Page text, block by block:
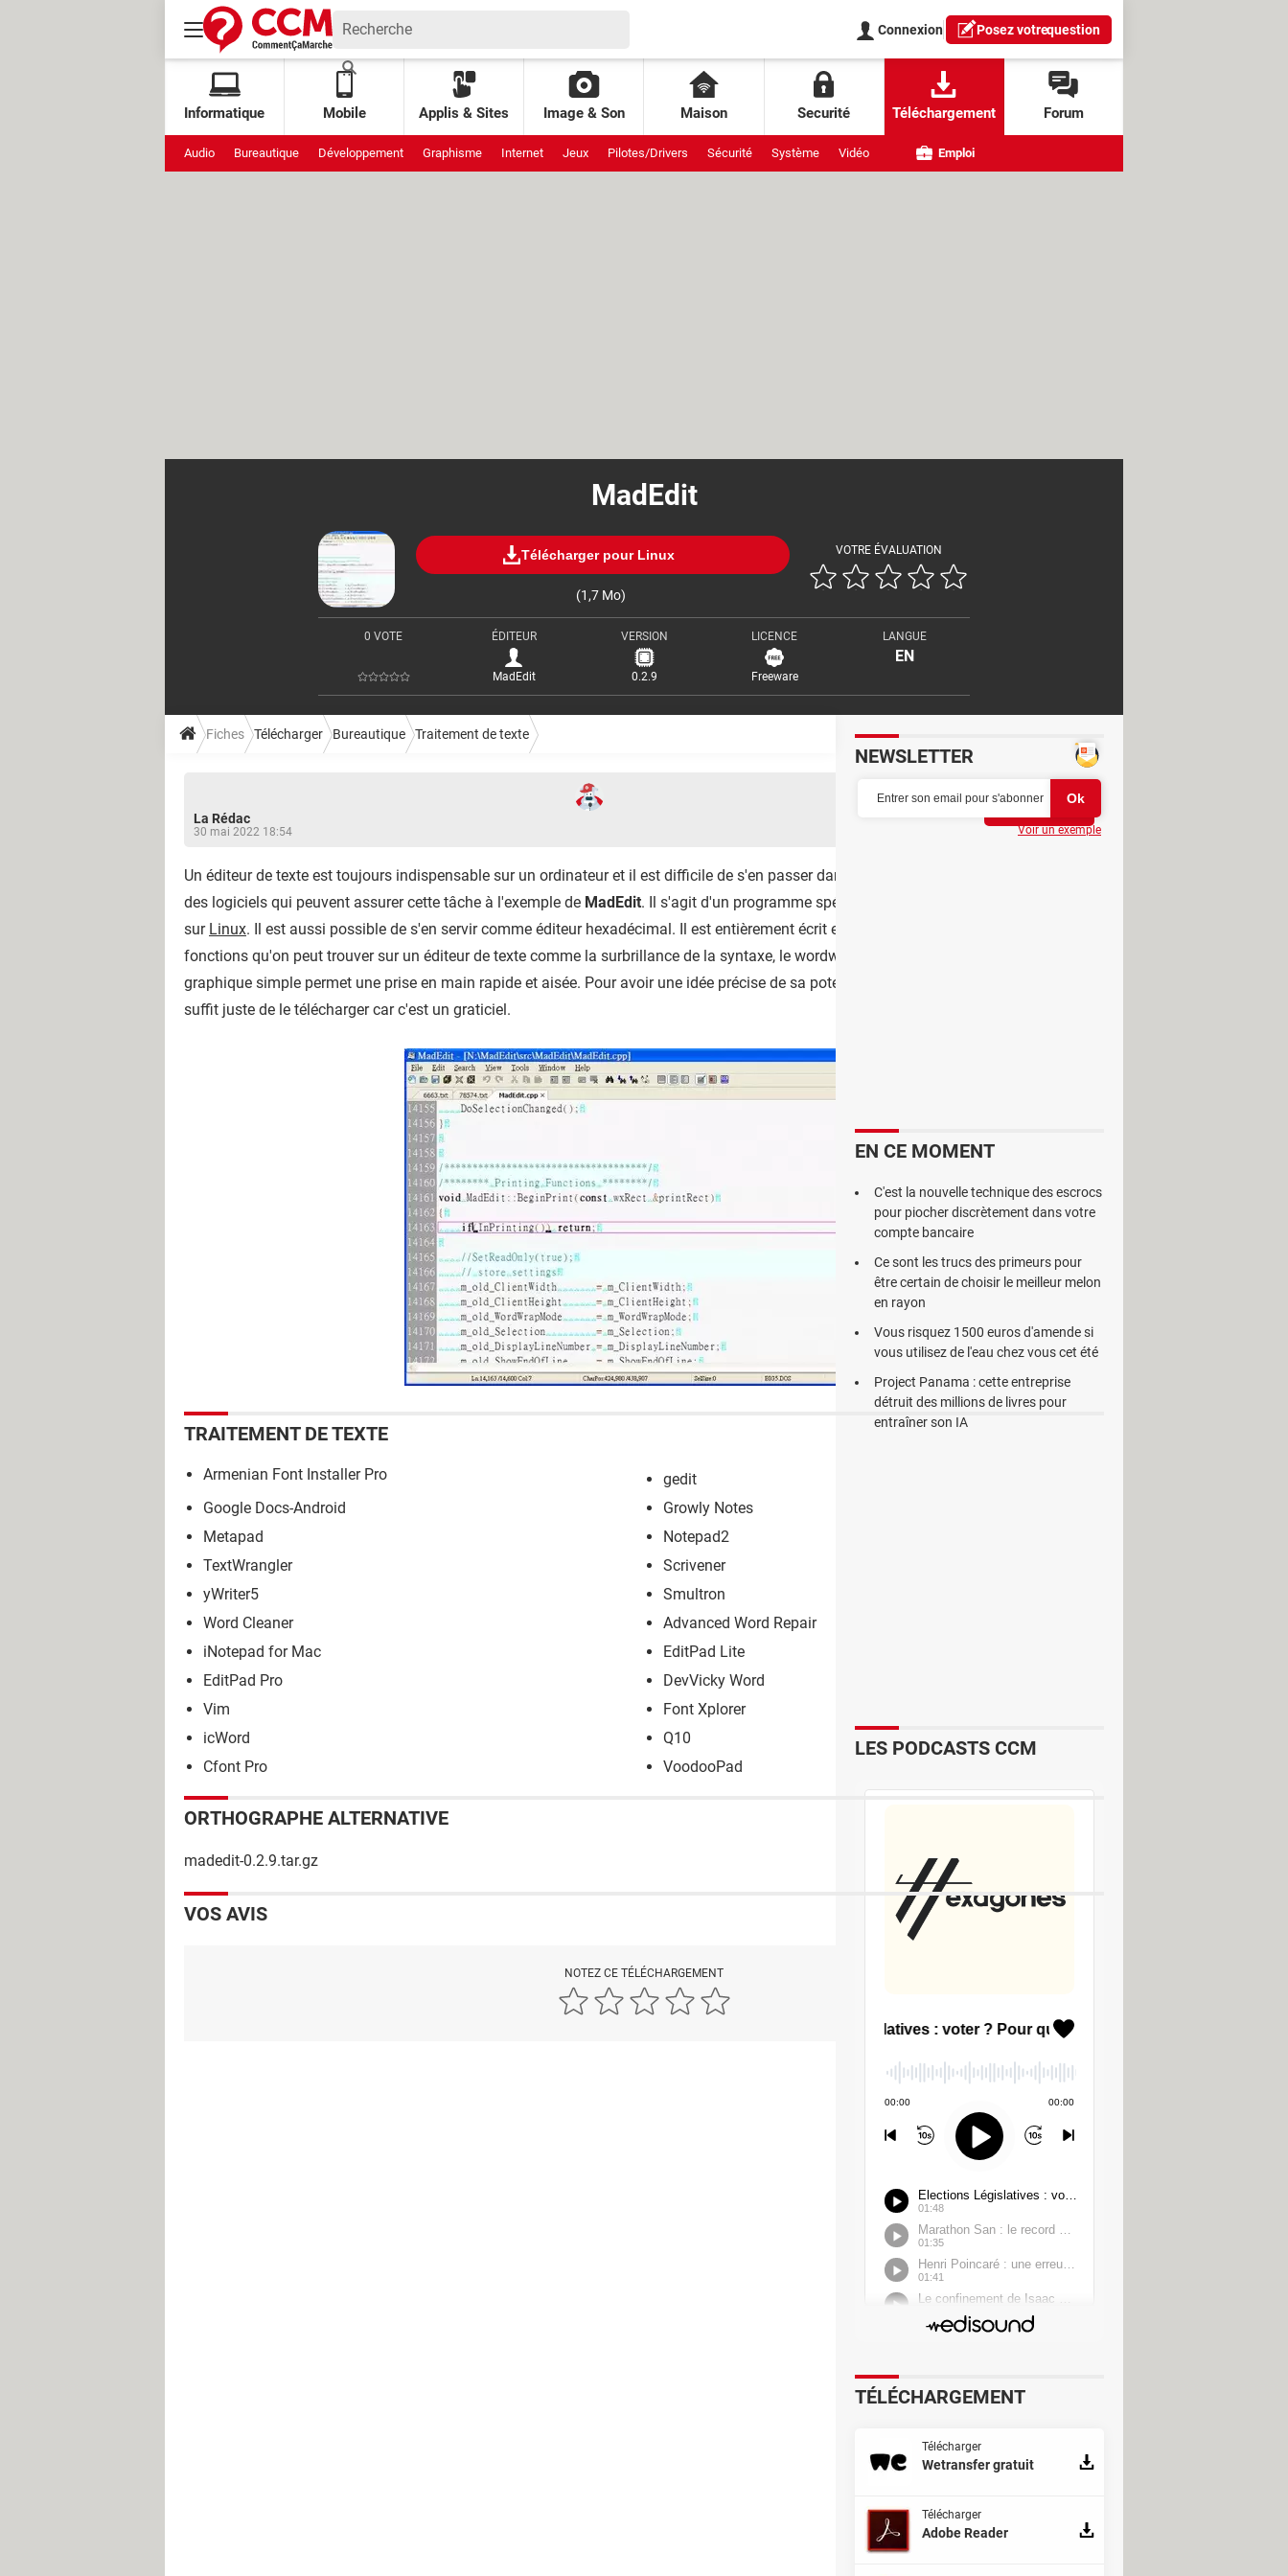
Connexion Posez votrequestion
Informatique Mobile Applis & Sites Image & Son Maison Securité Téléchargement Forum
Audio Bureautique Développement Graphisme Internet Jeux Pilotes/Drivers Sécurité Système Vidéo Emploi
MadEdit
Télécharger pour Linux
(1,7 Mo)
VOTRE ÉVALUATION
0 VOTE ÉDITEUR
MadEdit
VERSION
0.2.9
LICENCE
Freeware
LANGUE
EN
Fiches Télécharger Bureautique Traitement de texte
La Rédac
30 mai 2022 18:54
Un éditeur de texte est toujours indispensable sur un ordinateur et il est difficile de s'en passer dans de nombreuses situations. Il existe
des logiciels qui peuvent assurer cette tâche à l'exemple de MadEdit. Il s'agit d'un programme spécialement conçu pour l'édition de texte
sur Linux. Il est aussi possible de s'en servir comme éditeur hexadécimal. Il est entièrement écrit en C++. Il dispose de la majorité des
fonctions qu'on peut trouver sur un éditeur de texte comme la surbrillance de la syntaxe, le wordwarp et bien plus encore. Son interface
graphique simple permet une prise en main rapide et aisée. Pour avoir une idée précise de sa potentialité et de son fonctionnement, il
suffit juste de le télécharger car c'est un graticiel.
TRAITEMENT DE TEXTE
Armenian Font Installer Pro
gedit
Google Docs-Android
Growly Notes
Metapad
Notepad2
TextWrangler
Scrivener
yWriter5
Smultron
Word Cleaner
Advanced Word Repair
iNotepad for Mac
EditPad Lite
EditPad Pro
DevVicky Word
Vim
Font Xplorer
icWord
Q10
Cfont Pro
VoodooPad
ORTHOGRAPHE ALTERNATIVE
madedit-0.2.9.tar.gz
VOS AVIS
NOTEZ CE TÉLÉCHARGEMENT
NEWSLETTER
Voir un exemple
EN CE MOMENT
C'est la nouvelle technique des escrocs
pour piocher discrètement dans votre
compte bancaire
Ce sont les trucs des primeurs pour
être certain de choisir le meilleur melon
en rayon
Vous risquez 1500 euros d'amende si
vous utilisez de l'eau chez vous cet été
Project Panama : cette entreprise
détruit des millions de livres pour
entraîner son IA
LES PODCASTS CCM
TÉLÉCHARGEMENT
Télécharger
Wetransfer gratuit
Télécharger
Adobe Reader